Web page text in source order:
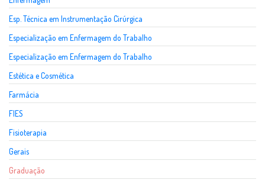
Esp. Técnica em Instrumentação Cirúrgica
Especialização em Enfermagem do Trabalho
Especialização em Enfermagem do Trabalho
Estética e Cosmética
Farmácia
FIES
Fisioterapia
Gerais
Graduação